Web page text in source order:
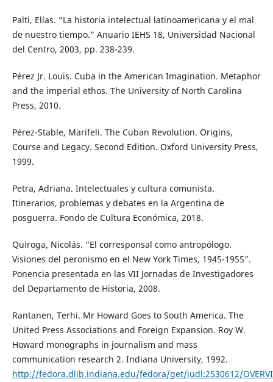
Palti, Elías. “La historia intelectual latinoamericana y el mal
de nuestro tiempo.” Anuario IEHS 18, Universidad Nacional
del Centro, 2003, pp. 238-239.
Pérez Jr. Louis. Cuba in the American Imagination. Metaphor
and the imperial ethos. The University of North Carolina
Press, 2010.
Pérez-Stable, Marifeli. The Cuban Revolution. Origins,
Course and Legacy. Second Edition. Oxford University Press,
1999.
Petra, Adriana. Intelectuales y cultura comunista.
Itinerarios, problemas y debates en la Argentina de
posguerra. Fondo de Cultura Económica, 2018.
Quiroga, Nicolás. “El corresponsal como antropólogo.
Visiones del peronismo en el New York Times, 1945-1955”.
Ponencia presentada en las VII Jornadas de Investigadores
del Departamento de Historia, 2008.
Rantanen, Terhi. Mr Howard Goes to South America. The
United Press Associations and Foreign Expansion. Roy W.
Howard monographs in journalism and mass
communication research 2. Indiana University, 1992.
http://fedora.dlib.indiana.edu/fedora/get/iudl:2530612/